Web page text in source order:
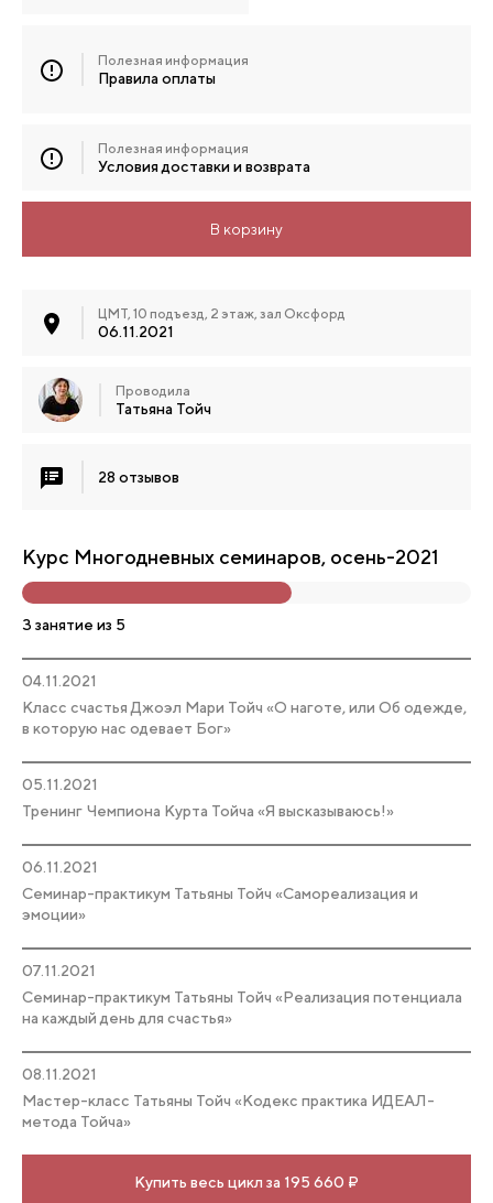
ЦМТ, 10 подъезд, 2 этаж, зал Оксфорд
06.11.2021
Проводила
Татьяна Тойч
28 отзывов
Полезная информация
Правила оплаты
Полезная информация
Условия доставки и возврата
В корзину
Курс Многодневных семинаров, осень-2021
3 занятие из 5
04.11.2021
Класс счастья Джоэл Мари Тойч «О наготе, или Об одежде,
в которую нас одевает Бог»
05.11.2021
Тренинг Чемпиона Курта Тойча «Я высказываюсь!»
06.11.2021
Семинар-практикум Татьяны Тойч «Самореализация и
эмоции»
07.11.2021
Семинар-практикум Татьяны Тойч «Реализация потенциала
на каждый день для счастья»
08.11.2021
Мастер-класс Татьяны Тойч «Кодекс практика ИДЕАЛ-
метода Тойча»
Купить весь цикл за 195 660 ₽